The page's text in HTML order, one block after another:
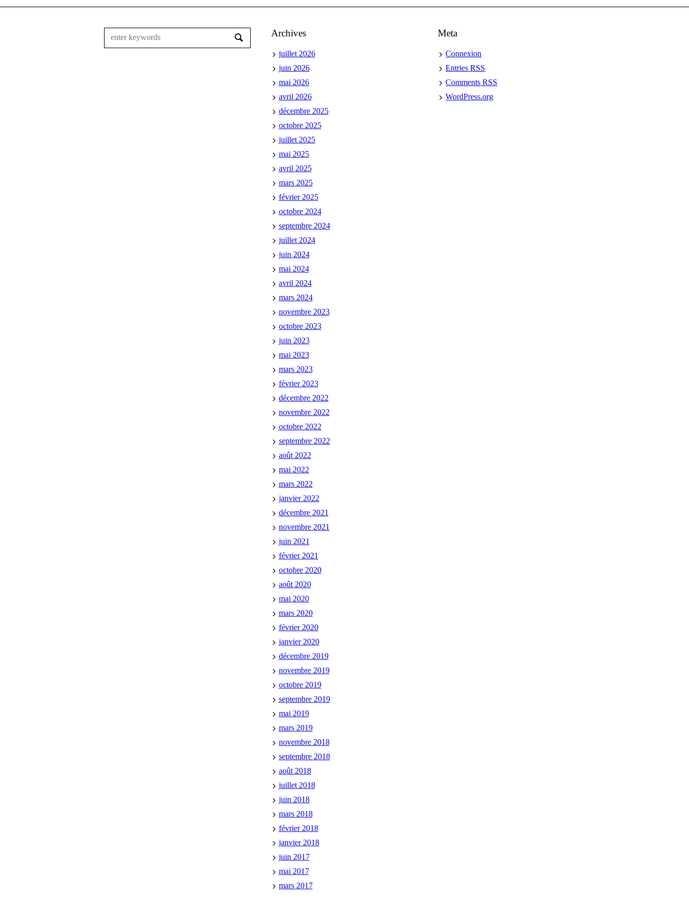
Archives
juillet 2026
juin 2026
mai 2026
avril 2026
décembre 2025
octobre 2025
juillet 2025
mai 2025
avril 2025
mars 2025
février 2025
octobre 2024
septembre 2024
juillet 2024
juin 2024
mai 2024
avril 2024
mars 2024
novembre 2023
octobre 2023
juin 2023
mai 2023
mars 2023
février 2023
décembre 2022
novembre 2022
octobre 2022
septembre 2022
août 2022
mai 2022
mars 2022
janvier 2022
décembre 2021
novembre 2021
juin 2021
février 2021
octobre 2020
août 2020
mai 2020
mars 2020
février 2020
janvier 2020
décembre 2019
novembre 2019
octobre 2019
septembre 2019
mai 2019
mars 2019
novembre 2018
septembre 2018
août 2018
juillet 2018
juin 2018
mars 2018
février 2018
janvier 2018
juin 2017
mai 2017
mars 2017
Meta
Connexion
EntriesRSS
CommentsRSS
WordPress.org